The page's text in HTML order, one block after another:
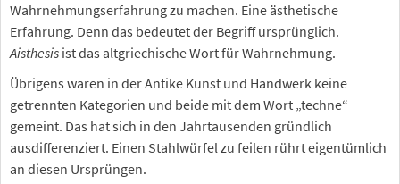
Wahrnehmungserfahrung zu machen. Eine ästhetische
Erfahrung. Denn das bedeutet der Begriff ursprünglich.
Aisthesis ist das altgriechische Wort für Wahrnehmung.
Übrigens waren in der Antike Kunst und Handwerk keine
getrennten Kategorien und beide mit dem Wort „techne“
gemeint. Das hat sich in den Jahrtausenden gründlich
ausdifferenziert. Einen Stahlwürfel zu feilen rührt eigentümlich
an diesen Ursprüngen.